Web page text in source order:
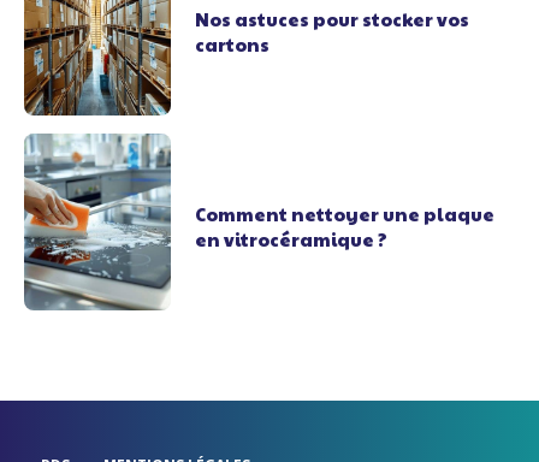
Nos astuces pour stocker vos
cartons
Comment nettoyer une plaque
en vitrocéramique ?